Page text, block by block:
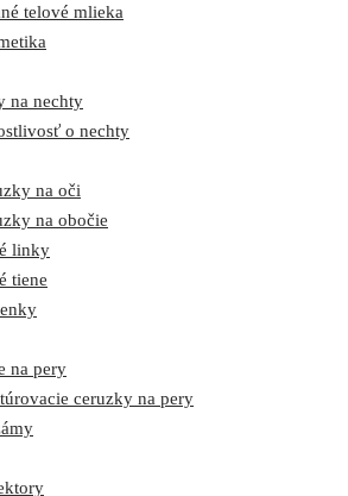
telové mlieka
na nechty
o nechty
na oči
na obočie
linky
tiene
na pery
ceruzky na pery